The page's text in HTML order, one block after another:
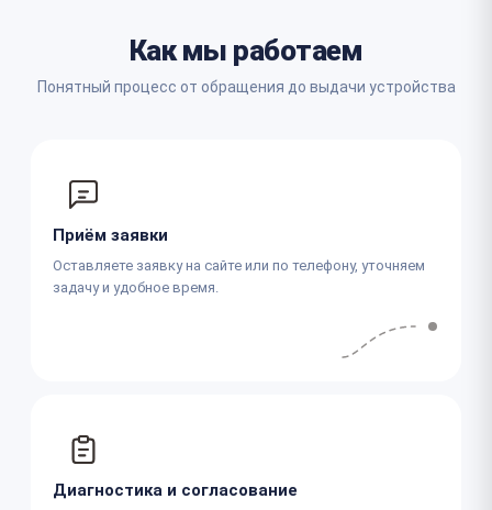
Как мы работаем
Понятный процесс от обращения до выдачи устройства
Приём заявки
Оставляете заявку на сайте или по телефону, уточняем
задачу и удобное время.
Диагностика и согласование